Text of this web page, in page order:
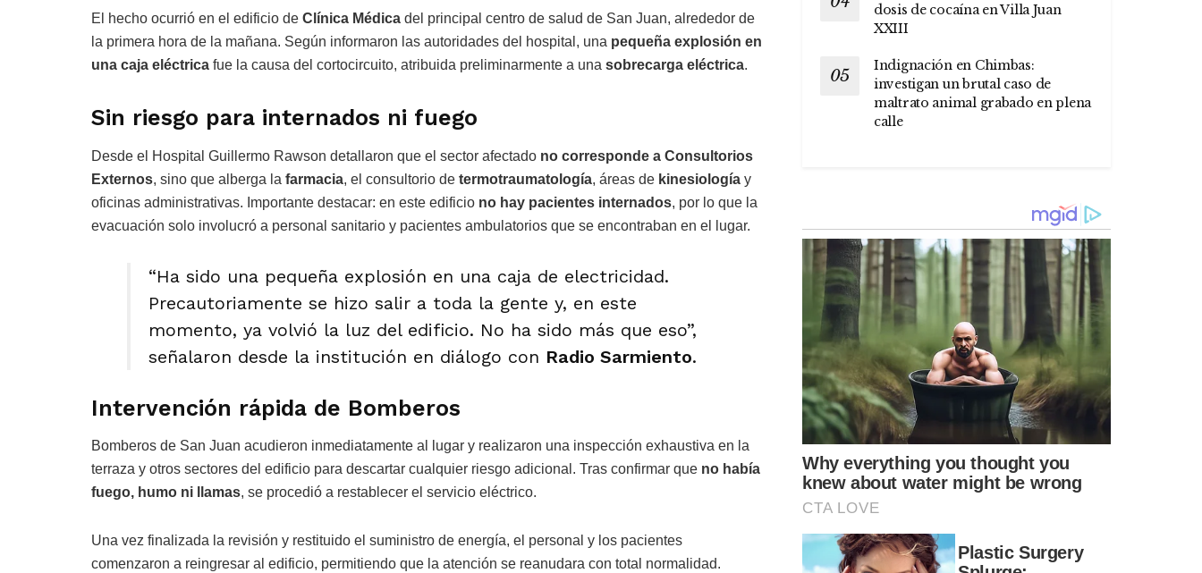
El hecho ocurrió en el edificio de Clínica Médica del principal centro de salud de San Juan, alrededor de
la primera hora de la mañana. Según informaron las autoridades del hospital, una pequeña explosión en
una caja eléctrica fue la causa del cortocircuito, atribuida preliminarmente a una sobrecarga eléctrica.
Sin riesgo para internados ni fuego
Desde el Hospital Guillermo Rawson detallaron que el sector afectado no corresponde a Consultorios
Externos, sino que alberga la farmacia, el consultorio de termotraumatología, áreas de kinesiología y
oficinas administrativas. Importante destacar: en este edificio no hay pacientes internados, por lo que la
evacuación solo involucró a personal sanitario y pacientes ambulatorios que se encontraban en el lugar.
“Ha sido una pequeña explosión en una caja de electricidad.
Precautoriamente se hizo salir a toda la gente y, en este
momento, ya volvió la luz del edificio. No ha sido más que eso”,
señalaron desde la institución en diálogo con Radio Sarmiento.
Intervención rápida de Bomberos
Bomberos de San Juan acudieron inmediatamente al lugar y realizaron una inspección exhaustiva en la
terraza y otros sectores del edificio para descartar cualquier riesgo adicional. Tras confirmar que no había
fuego, humo ni llamas, se procedió a restablecer el servicio eléctrico.
Una vez finalizada la revisión y restituido el suministro de energía, el personal y los pacientes
comenzaron a reingresar al edificio, permitiendo que la atención se reanudara con total normalidad.
dosis de cocaína en Villa Juan
XXIII
Indignación en Chimbas:
investigan un brutal caso de
maltrato animal grabado en plena
calle